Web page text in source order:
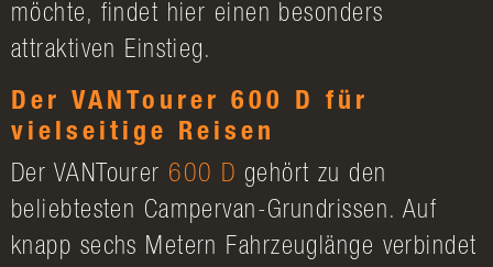
möchte, findet hier einen besonders
attraktiven Einstieg.
Der VANTourer 600 D für
vielseitige Reisen
Der VANTourer 600 D gehört zu den
beliebtesten Campervan-Grundrissen. Auf
knapp sechs Metern Fahrzeuglänge verbindet